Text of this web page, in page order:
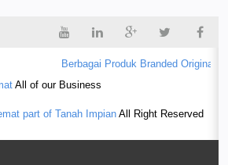
Berbagai Produk Branded Original ada Disini
All of our Business
part of Tanah Impian All Right Reserved